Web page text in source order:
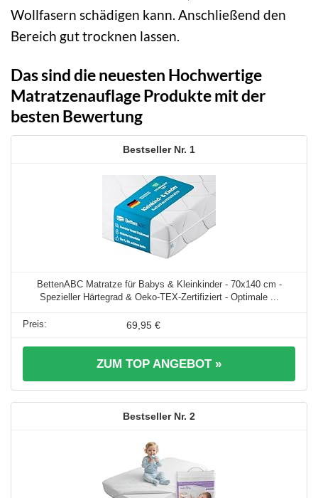
Wollfasern schädigen kann. Anschließend den
Bereich gut trocknen lassen.
Das sind die neuesten Hochwertige
Matratzenauflage Produkte mit der
besten Bewertung
1
BettenABC Matratze für Babys & Kleinkinder - 70x140 cm -
Spezieller Härtegrad & Oeko-TEX-Zertifiziert - Optimale ...
69,95 €
ZUM TOP ANGEBOT »
2